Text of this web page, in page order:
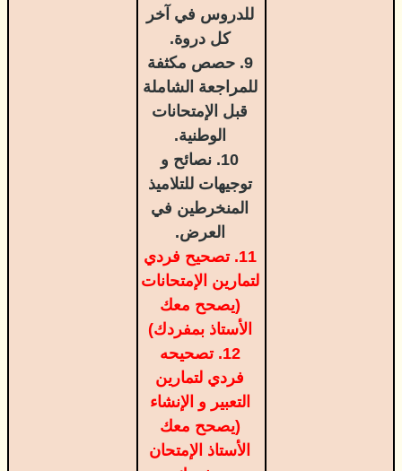
للدروس في آخر
كل دروة.
9. حصص مكثفة
للمراجعة الشاملة
قبل الإمتحانات
الوطنية.
10. نصائح و
توجيهات للتلاميذ
المنخرطين في
العرض.
11. تصحيح فردي
لتمارين الإمتحانات
(يصحح معك
الأستاذ بمفردك)
12. تصحيحه
فردي لتمارين
التعبير و الإنشاء
(يصحح معك
الأستاذ الإمتحان